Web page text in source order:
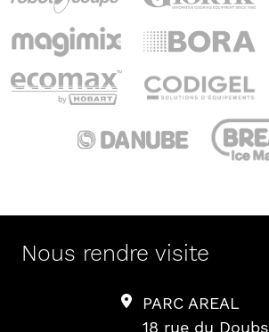
Nous rendre visite
PARC AREAL
18 rue du Doubs